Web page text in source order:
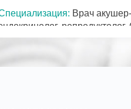
Врач акушер-
диагностики.